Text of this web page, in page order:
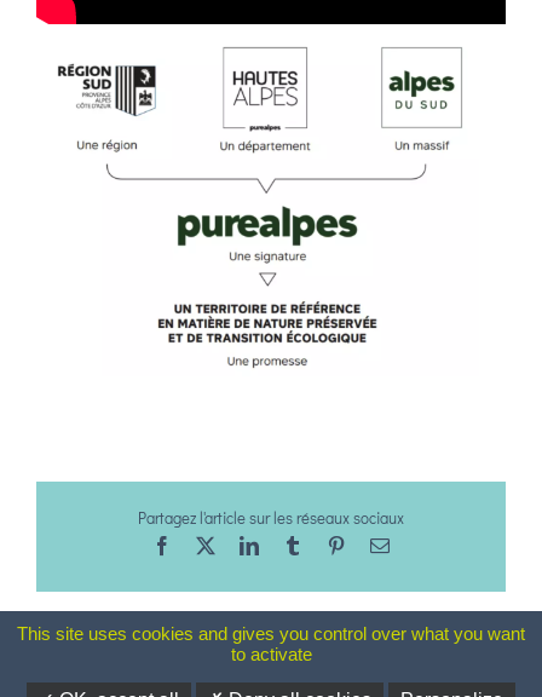
Partagez l'article sur les réseaux sociaux
Facebook LinkedInTumblr PinterestEmail
Mentions Légales-Plan du site
This site uses cookies and gives you control over what you want
to activate